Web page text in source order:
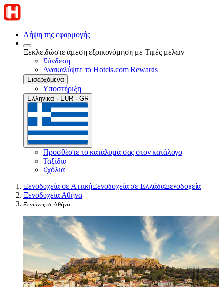
Λήψη της εφαρμογής
Ξεκλειδώστε άμεση εξοικονόμηση με Τιμές μελών
Σύνδεση
Ανακαλύψτε το Hotels.com Rewards
Εισερχόμενα
Υποστήριξη
Ελληνικά · EUR · GR
Προσθέστε το κατάλυμά σας στον κατάλογο
Ταξίδια
Σχόλια
Ξενοδοχεία σε ΑττικήΞενοδοχεία σε ΕλλάδαΞενοδοχεία
Ξενοδοχεία Αθήνα
Ξενώνες σε Αθήνα